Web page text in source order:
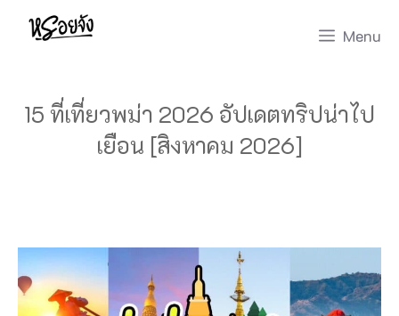
Skip
Menu
15 ที่เที่ยวพม่า 2026 อัปเดตทริปน่าไป
เยือน [สิงหาคม 2026]